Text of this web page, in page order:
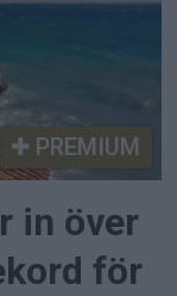
PREMIUM
in över
för